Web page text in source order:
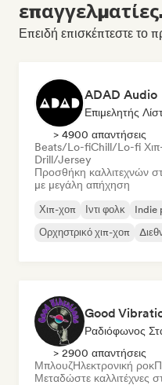
Επειδή επισκέπτεστε το
ADAD Audio
Επιμελητής
> 4900 απαντήσεις
Beats/Lo-fiChill/Lo-fi
Drill/Jersey
Προσθήκη καλλιτεχνών
με μεγάλη απήχηση
Χιπ-χοπ Ιντι φολκ Indie
Ορχηστρικό χιπ-χοπ
Good
Ραδιόφωνος
> 2900 απαντήσεις
ΜπλουζΗλεκτρονική ροκ
Μεταδώστε καλλιτέχνες